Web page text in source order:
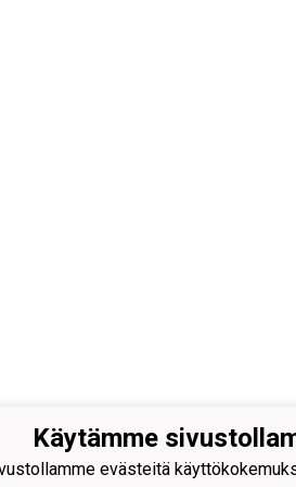
Pallo -47 ry
8-10
Käytämme
evästeitä